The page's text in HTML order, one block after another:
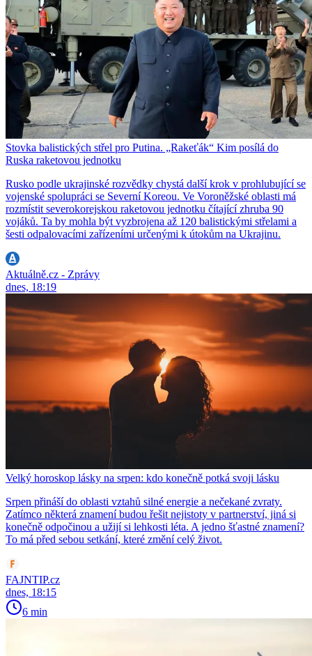
Stovka balistických střel pro Putina. „Rakeťák“ Kim posílá do
Ruska raketovou jednotku
Rusko podle ukrajinské rozvědky chystá další krok v prohlubující se
vojenské spolupráci se Severní Koreou. Ve Voroněžské oblasti má
rozmístit severokorejskou raketovou jednotku čítající zhruba 90
vojáků. Ta by mohla být vyzbrojena až 120 balistickými střelami a
šesti odpalovacími zařízeními určenými k útokům na Ukrajinu.
Aktuálně.cz - Zprávy
dnes, 18:19
Velký horoskop lásky na srpen: kdo konečně potká svoji lásku
Srpen přináší do oblasti vztahů silné energie a nečekané zvraty.
Zatímco některá znamení budou řešit nejistoty v partnerství, jiná si
konečně odpočinou a užijí si lehkosti léta. A jedno šťastné znamení?
To má před sebou setkání, které změní celý život.
FAJNTIP.cz
dnes, 18:15
6 min